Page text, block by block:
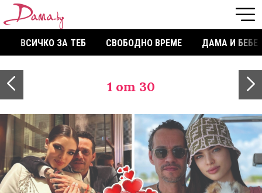
ВСИЧКО ЗА ТЕБ СВОБОДНО ВРЕМЕ ДАМА И БЕБЕ
1 от 30